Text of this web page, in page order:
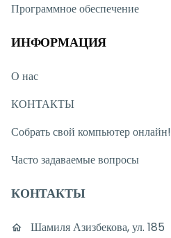
Программное обеспечение
ИНФОРМАЦИЯ
О нас
КОНТАКТЫ
Собрать свой компьютер онлайн!
Часто задаваемые вопросы
КОНТАКТЫ
Шамиля Азизбекова, ул. 185